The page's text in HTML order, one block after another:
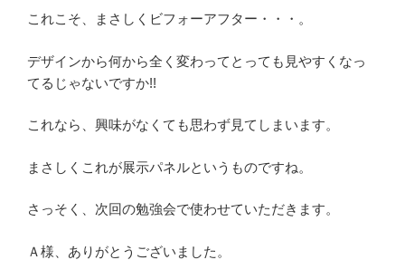
これこそ、まさしくビフォーアフター・・・。
デザインから何から全く変わってとっても見やすくなっ
てるじゃないですか!!
これなら、興味がなくても思わず見てしまいます。
まさしくこれが展示パネルというものですね。
さっそく、次回の勉強会で使わせていただきます。
Ａ様、ありがとうございました。